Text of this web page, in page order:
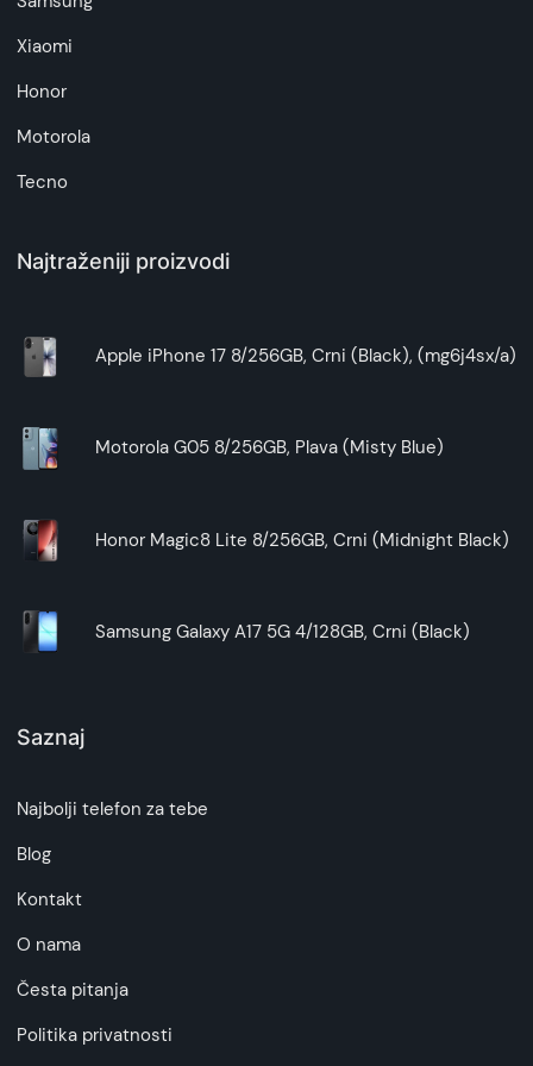
tableta. Silikonska baza osigurava da uređaj
ostane na mestu, štiteći ga od klizanja i
2. Kako funkcioniše mehanizam za
pretvaranje futrole u držač?
dizajnirana tako da se lako preklapa i formira
ili tipkanje.
Ovo čini futrolu izuzetno praktičnom za korišćenje
kuće, gledanju filmova ili čitanju elektronskih
knjiga.
3. Da li futrola ograničava pristup
portovima i dugmićima na tabletu?
Ne, ova futrola je precizno dizajnirana tako da ne
ograničava pristup svim portovima, dugmićima i
korišćenje svih funkcija vašeg tableta bez
tablet znači biranje kombinacije stila,
funkcionalnosti i izdržljivosti. Osim što nudi
vrhunsku zaštitu od svakodnevnih oštećenja,
njena sposobnost da se transformiše u držač
Xiaomi
Honor
Motorola
Tecno
Najtraženiji proizvodi
Apple iPhone 17 8/256GB, Crni (Black), (mg6j4sx/a)
Motorola G05 8/256GB, Plava (Misty Blue)
Honor Magic8 Lite 8/256GB, Crni (Midnight Black)
Samsung Galaxy A17 5G 4/128GB, Crni (Black)
Saznaj
Najbolji telefon za tebe
Blog
Kontakt
O nama
Česta pitanja
Politika privatnosti